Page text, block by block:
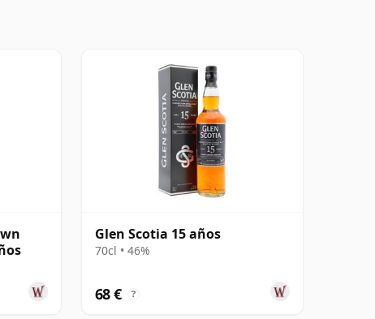
Glen Scotia 15 años
70cl • 46%
68 € ?